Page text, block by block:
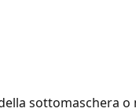
sottomaschera